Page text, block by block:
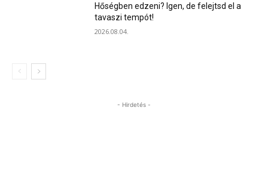
Hőségben edzeni? Igen, de felejtsd el a
tavaszi tempót!
2026.08.04.
- Hirdetés -